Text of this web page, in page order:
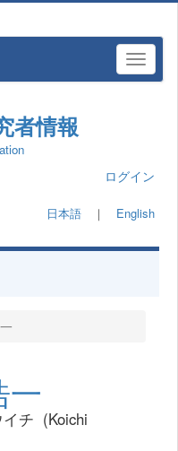
者情報
ログイン
日本語 ｜ English
一
チ (Koichi